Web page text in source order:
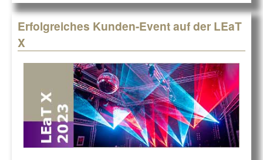
Erfolgreiches Kunden-Event auf der LEaT
X